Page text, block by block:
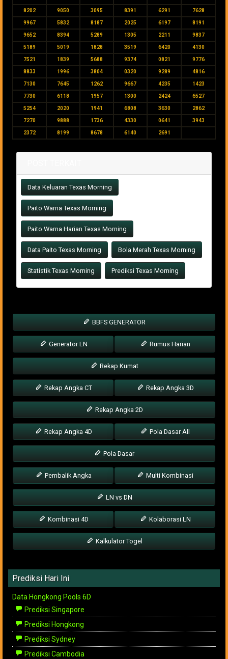
8202 9050 3095 8391 6291 7628
9967 5832 8187 2025 6197 8191
9652 8394 5289 1305 2211 9837
5189 5019 1828 3519 6420 4130
7521 1839 5688 9374 0821 9776
8833 1996 3804 0320 9289 4816
7130 7645 1262 9667 4235 1423
7730 6118 1957 1300 2424 6527
5254 2020 1941 6808 3630 2862
7270 9888 1736 4330 0641 3943
2372 8199 8678 6140 2691
Data Keluaran Texas Morning
Paito Warna Texas Morning
Paito Warna Harian Texas Morning
Data Paito Texas Morning Bola Merah Texas Morning
Statistik Texas Morning Prediksi Texas Morning
BBFS GENERATOR
Generator LN Rumus Harian
Rekap Kumat
Rekap Angka CT Rekap Angka 3D
Rekap Angka 2D
Rekap Angka 4D Pola Dasar All
Pola Dasar
Pembalik Angka Multi Kombinasi
LN vs DN
Kombinasi 4D Kolaborasi LN
Kalkulator Togel
Prediksi Hari Ini
Data Hongkong Pools 6D
Prediksi Singapore
Prediksi Hongkong
Prediksi Sydney
Prediksi Cambodia